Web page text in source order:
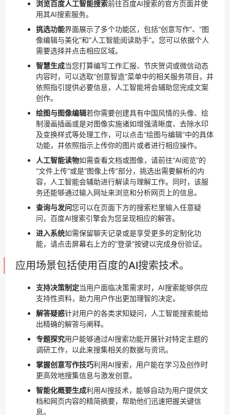
浏览百度人工智能搜索前往百度AI搜索的官方页面并使
用其AI搜索服务。
挑选功能界面展示了多个功能区，包括“创意写作”、“图
像编辑与美化”和“人工智能阅读助手”。您可以依据个人
需要选择并点击相应区域。
智慧生成当您打算编写工作汇报、节庆贺词或微信动态
内容时，可以选取“创意智造”菜单中的相关服务项目，并
依照指引提供必要信息，人工智能将会辅助您完成文案
创作。
绘图与图像编辑若你需要创建具有中国风情的头像、绘
制漫画插画或是对图像实施诸如增强清晰度、去除水印
及变换样式等处理工作，可以点击“绘图与编辑”中的具体
功能，并依照指示上传你的图片或者进行相应操作。
人工智能读物如需查看文档或图像，请前往“AI阅览”的
“文件上传”或是“图像上传”部分，挑选出需要解析的内
容，人工智能会辅助进行解读与理解工作。同时，该服
务还能够通过输入网址来浏览和分析网页上的信息。
查询与发问您可以在页面下方的搜索栏里输入任意疑
问，百度AI搜索引擎会为您呈现相应的解答。
进入系统如需保留聊天记录或是享受更多的定制化功
能，请点击屏幕右上方的“登录”按键以完成身份验证。
应用场景包括使用百度的AI搜索技术。
支持决策制定当用户面临决策需求时，AI搜索能够供应
支持性资料，助力用户作出更加理智的决定。
解答疑惑针对用户的各类求知疑问，人工智能搜索能给
出精确的解答与阐释。
专题探究用户能够通过AI搜索功能开展针对特定主题的
调研工作，以此来搜集相关的数据与资讯。
掌握创意写作技巧利用AI搜索，用户能在学习及创作时
更高效地搜集信息与激发创意。
智能化概要生成利用AI搜技术，能够自动为用户提供文
档和网页内容的精简摘要，帮助他们迅速把握关键信
息。